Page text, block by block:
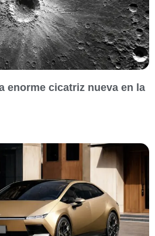
enorme cicatriz nueva en la